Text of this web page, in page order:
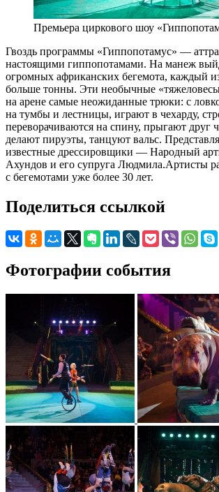
Премьера циркового шоу
Гвоздь программы «Гиппопотамус» —
настоящими гиппопотамами. На манеж
огромных африканских бегемота, каждый
больше тонны. Эти необычные
на арене самые неожиданные трюки: с
на тумбы и лестницы, играют в чехарду,
переворачиваются на спину, прыгают друг
делают пируэты, танцуют вальс.
известные дрессировщики — Народный
Ахундов и его супруга Людмила.Артисты
с бегемотами уже более 30 лет.
Поделиться ссылкой
Фотографии события